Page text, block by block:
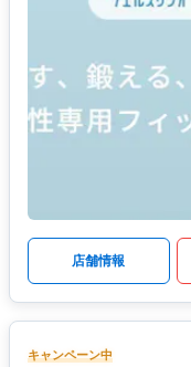
店舗情報
キャンペーン中